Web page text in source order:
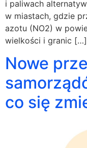
i paliwach
w miastach, gdzie
azotu (NO2) w
wielkości i granic […]
Nowe
co się